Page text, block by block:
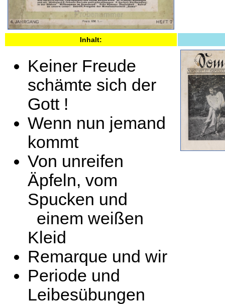
Inhalt:
Keiner Freude
schämte sich der
Gott !
Wenn nun jemand
kommt
Von unreifen
Äpfeln, vom
Spucken und
einem weißen
Kleid
Remarque und wir
Periode und
Leibesübungen